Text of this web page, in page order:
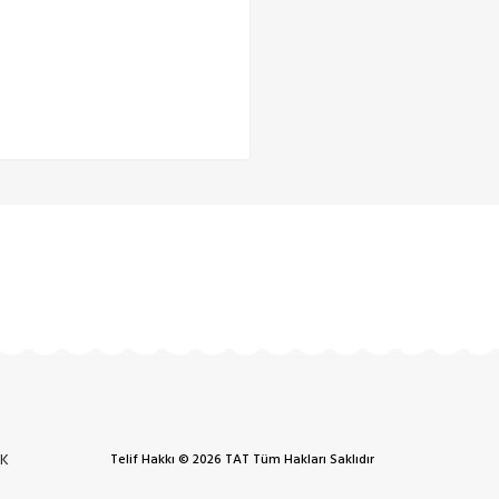
Telif Hakkı © 2026 TAT Tüm Hakları Saklıdır